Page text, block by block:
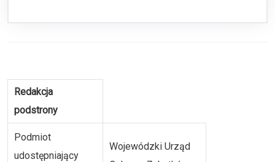
Redakcja
podstrony
Podmiot
udostępniający
Wojewódzki Urząd